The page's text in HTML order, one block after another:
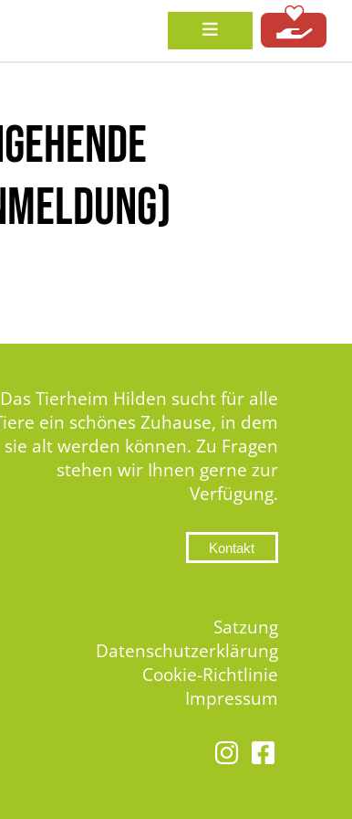
Das Tierheim Hilden sucht für alle
ein schönes Zuhause, in dem
sie alt werden können. Zu Fragen
stehen wir Ihnen gerne zur
Verfügung.
Kontakt
Satzung
Datenschutzerklärung
Cookie-Richtlinie
Impressum